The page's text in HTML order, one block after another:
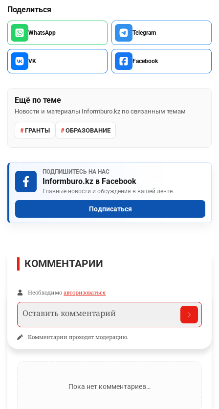
Поделиться
WhatsApp Telegram
VK Facebook
Ещё по теме
Новости и материалы Informburo.kz по связанным темам
ГРАНТЫ ОБРАЗОВАНИЕ
ПОДПИШИТЕСЬ НА НАС
Informburo.kz в Facebook
Главные новости и обсуждения в вашей ленте.
Подписаться
КОММЕНТАРИИ
Необходимо авторизоваться
Комментарии проходят модерацию.
Пока нет комментариев…